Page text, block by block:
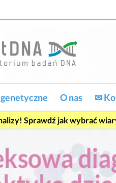
O nas ✉
Sprawdź jak wybrać